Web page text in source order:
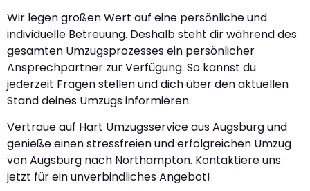
Wir legen großen Wert auf eine persönliche und
individuelle Betreuung. Deshalb steht dir während des
gesamten Umzugsprozesses ein persönlicher
Ansprechpartner zur Verfügung. So kannst du
jederzeit Fragen stellen und dich über den aktuellen
Stand deines Umzugs informieren.
Vertraue auf Hart Umzugsservice aus Augsburg und
genieße einen stressfreien und erfolgreichen Umzug
von Augsburg nach Northampton. Kontaktiere uns
jetzt für ein unverbindliches Angebot!